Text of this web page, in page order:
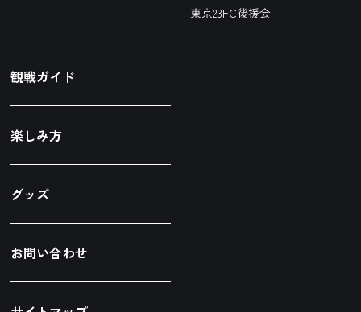
東京23FC後援会
観戦ガイド
楽しみ方
グッズ
お問い合わせ